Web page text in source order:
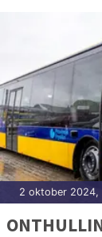
2 oktober 2024,